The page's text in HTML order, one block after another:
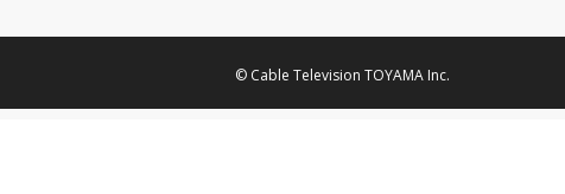
© Cable Television TOYAMA Inc.